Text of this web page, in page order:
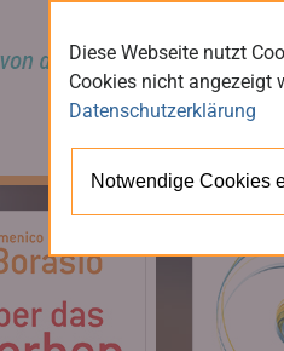
Diese Webseite nutzt
Cookies nicht angezeigt
Datenschutzerklärung
Notwendige Cookies